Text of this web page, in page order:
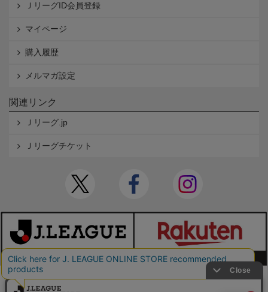
ＪリーグID会員登録
マイページ
購入履歴
メルマガ設定
関連リンク
Ｊリーグ.jp
Ｊリーグチケット